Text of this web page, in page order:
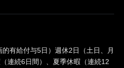
有給付与5日）週休2日（土日、月
連続6日間）、夏季休暇（連続12